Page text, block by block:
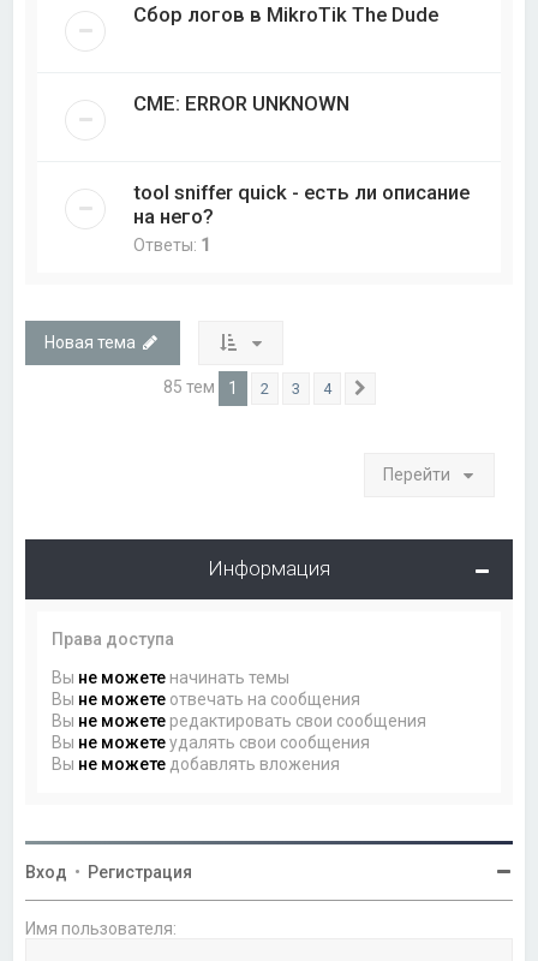
Сбор логов в MikroTik The Dude
CME: ERROR UNKNOWN
tool sniffer quick - есть ли описание
на него?
Ответы: 1
Новая тема
85 тем 1 2 3 4
Перейти
Информация
Права доступа
Вы не можете начинать темы
Вы не можете отвечать на сообщения
Вы не можете редактировать свои сообщения
Вы не можетеудалять свои сообщения
Вы не можете добавлять вложения
Вход • Регистрация
Имя пользователя: